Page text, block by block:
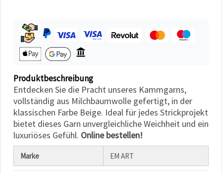
akzeptieren
Cookie-
Einstellungen
Produktbeschreibung
Entdecken Sie die Pracht unseres Kammgarns,
vollständig aus Milchbaumwolle gefertigt, in der
klassischen Farbe Beige. Ideal für jedes Strickprojekt
bietet dieses Garn unvergleichliche Weichheit und ein
luxuriöses Gefühl. Online bestellen!
Marke EM ART